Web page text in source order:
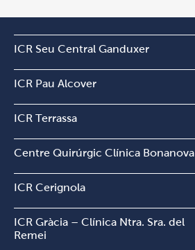
ICR Seu Central Ganduxer
ICR Pau Alcover
ICR Terrassa
Centre Quirúrgic Clínica Bonanova
ICR Cerignola
ICR Gràcia – Clínica Ntra. Sra. del
Remei